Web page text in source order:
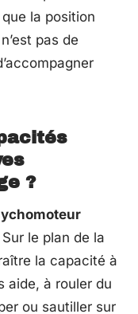
la position
pas de
?
le plan de la
la capacité à
aide, à rouler du
ou sautiller sur